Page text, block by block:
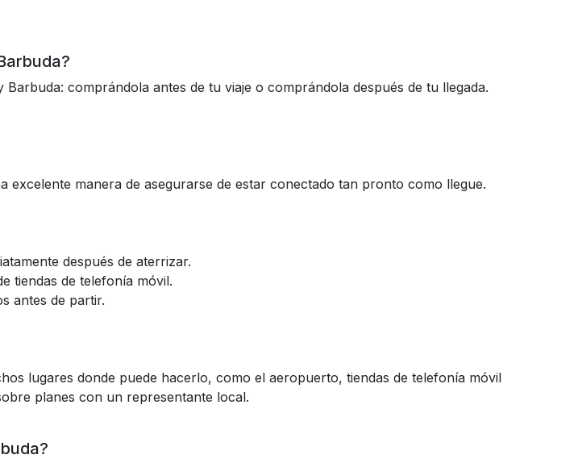
comprándola antes de tu viaje o comprándola después de tu llegada.
manera de asegurarse de estar conectado tan pronto como llegue.
después de aterrizar.
tiendas de telefonía móvil.
antes de partir.
lugares donde puede hacerlo, como el aeropuerto, tiendas de telefonía móvil
planes con un representante local.